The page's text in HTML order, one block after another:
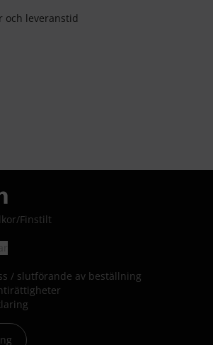
och leveranstid
/Finstilt
/ slutförande av beställning